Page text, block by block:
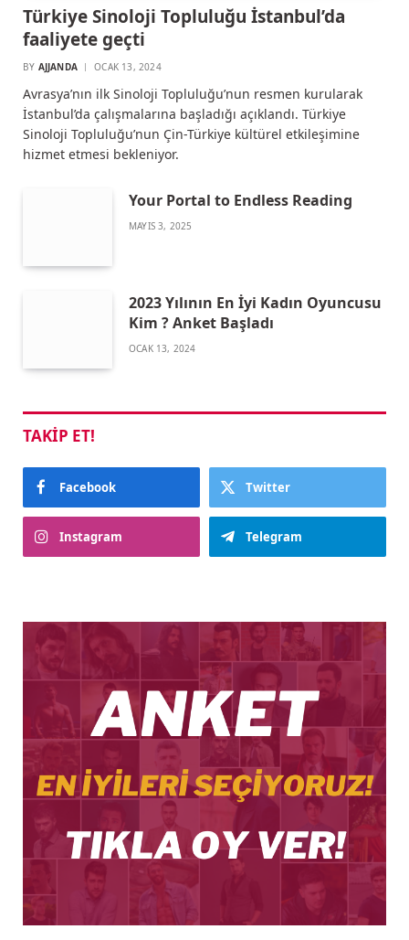
Türkiye Sinoloji Topluluğu İstanbul’da
faaliyete geçti
BY AJJANDA OCAK 13, 2024
Avrasya’nın ilk Sinoloji Topluluğu’nun resmen kurularak
İstanbul’da çalışmalarına başladığı açıklandı. Türkiye
Sinoloji Topluluğu’nun Çin-Türkiye kültürel etkileşimine
hizmet etmesi bekleniyor.
Your Portal to Endless Reading
MAYIS 3, 2025
2023 Yılının En İyi Kadın Oyuncusu
Kim ? Anket Başladı
OCAK 13, 2024
TAKIP ET!
Facebook Twitter
Instagram Telegram